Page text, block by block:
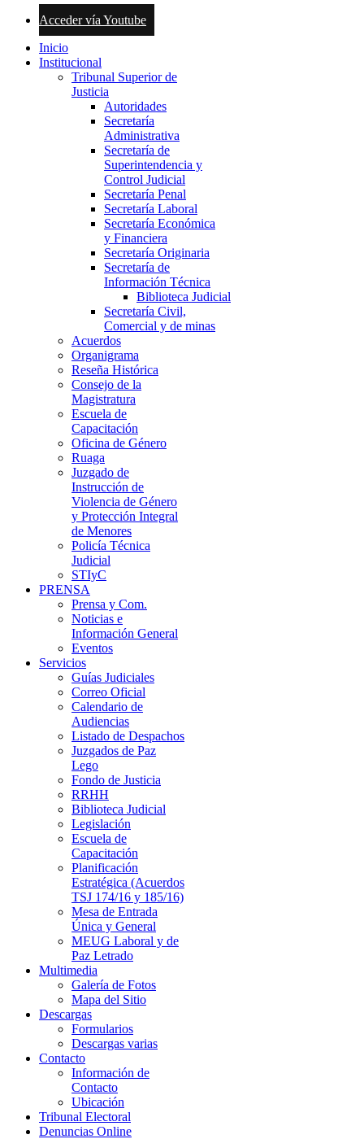
Acceder vía Youtube
Inicio
Institucional
Tribunal Superior de
Justicia
Autoridades
Secretaría
Administrativa
Secretaría de
Superintendencia y
Control Judicial
Secretaría Penal
Secretaría Laboral
Secretaría Económica
y Financiera
Secretaría Originaria
Secretaría de
Información Técnica
Biblioteca Judicial
Secretaría Civil,
Comercial y de minas
Acuerdos
Organigrama
Reseña Histórica
Consejo de la
Magistratura
Escuela de
Capacitación
Oficina de Género
Ruaga
Juzgado de
Instrucción de
Violencia de Género
y Protección Integral
de Menores
Policía Técnica
Judicial
STIyC
PRENSA
Prensa y Com.
Noticias e
Información General
Eventos
Servicios
Guías Judiciales
Correo Oficial
Calendario de
Audiencias
Listado de Despachos
Juzgados de Paz
Lego
Fondo de Justicia
RRHH
Biblioteca Judicial
Legislación
Escuela de
Capacitación
Planificación
Estratégica (Acuerdos
TSJ 174/16 y 185/16)
Mesa de Entrada
Única y General
MEUG Laboral y de
Paz Letrado
Multimedia
Galería de Fotos
Mapa del Sitio
Descargas
Formularios
Descargas varias
Contacto
Información de
Contacto
Ubicación
Tribunal Electoral
Denuncias Online